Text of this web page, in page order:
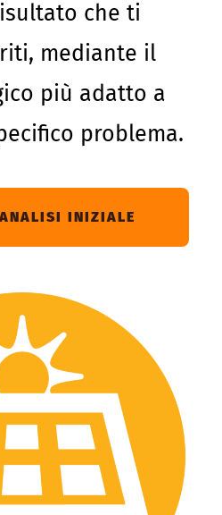
che ti
mediante il
più adatto a
problema.
INIZIALE